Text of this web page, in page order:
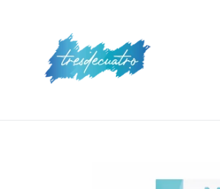
contenido